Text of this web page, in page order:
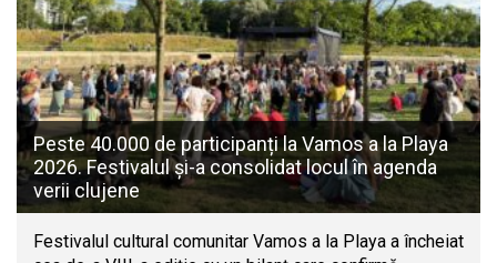
Peste 40.000 de participanți la Vamos a la Playa
2026. Festivalul și-a consolidat locul în agenda
verii clujene
Festivalul cultural comunitar Vamos a la Playa a încheiat